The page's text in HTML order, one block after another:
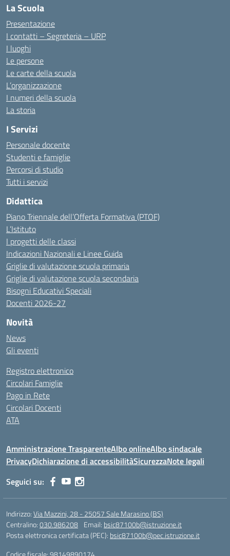
La Scuola
Presentazione
I contatti – Segreteria – URP
I luoghi
Le persone
Le carte della scuola
L’organizzazione
I numeri della scuola
La storia
I Servizi
Personale docente
Studenti e famiglie
Percorsi di studio
Tutti i servizi
Didattica
Piano Triennale dell’Offerta Formativa (PTOF)
L’Istituto
I progetti delle classi
Indicazioni Nazionali e Linee Guida
Griglie di valutazione scuola primaria
Griglie di valutazione scuola secondaria
Bisogni Educativi Speciali
Docenti 2026-27
Novità
News
Gli eventi
Registro elettronico
Circolari Famiglie
Pago in Rete
Circolari Docenti
ATA
Amministrazione TrasparenteAlbo onlineAlbo sindacale
PrivacyDichiarazione di accessibilitàSicurezzaNote legali
Seguici su:
Indirizzo:Via Mazzini, 28 - 25057 Sale Marasino (BS)
Centralino:030.986208 Email: bsic87100b@istruzione.it
Posta elettronica certificata (PEC): bsic87100b@pec.istruzione.it